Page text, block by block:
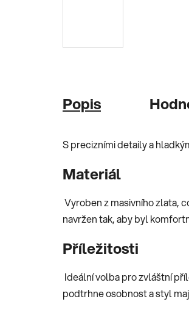
Popis
S precizními detaily a
Materiál
Vyroben z masivního zlata,
navržen tak, aby byl
Příležitosti
Ideální volba pro zvláštní
podtrhne osobnost a styl